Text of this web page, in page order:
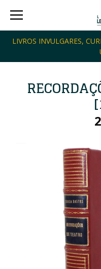
LIVROS INVULGARES,